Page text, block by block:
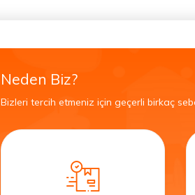
Neden Biz?
Bizleri tercih etmeniz için geçerli birkaç